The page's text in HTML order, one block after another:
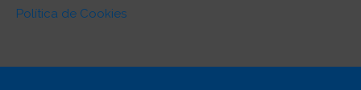
Política de Cookies